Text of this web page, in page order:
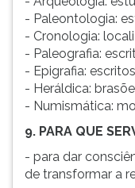
- Paleontologia:
- Cronologia:
- Paleografia:
- Epigrafia:
- Heráldica:
- Numismática:
9. PARA QUE
- para dar
de transformar a